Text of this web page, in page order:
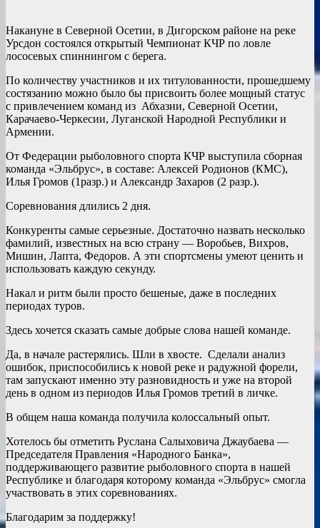
Накануне в Северной Осетии, в Дигорском районе на реке
Урсдон состоялся открытый Чемпионат КЧР по ловле
лососевых спиннингом с берега.
По количеству участников и их титулованности, прошедшему
состязанию можно было бы присвоить более мощный статус
с привлечением команд из Абхазии, Северной Осетии,
Карачаево-Черкесии, Луганской Народной Республики и
Армении.
От Федерации рыболовного спорта КЧР выступила сборная
команда «Эльбрус», в составе: Алексей Родионов (КМС),
Илья Громов (1разр.) и Александр Захаров (2 разр.).
Соревнования длились 2 дня.
Конкуренты самые серьезные. Достаточно назвать несколько
фамилий, известных на всю страну — Воробьев, Вихров,
Мишин, Лапта, Федоров. А эти спортсмены умеют ценить и
использовать каждую секунду.
Накал и ритм были просто бешеные, даже в последних
периодах туров.
Здесь хочется сказать самые добрые слова нашей команде.
Да, в начале растерялись. Шли в хвосте. Сделали анализ
ошибок, приспособились к новой реке и радужной форели,
там запускают именно эту разновидность и уже на второй
день в одном из периодов Илья Громов третий в личке.
В общем наша команда получила колоссальный опыт.
Хотелось бы отметить Руслана Салыховича Джаубаева —
Председателя Правления «Народного Банка»,
поддерживающего развитие рыболовного спорта в нашей
Республике и благодаря которому команда «Эльбрус» смогла
участвовать в этих соревнованиях.
Благодарим за поддержку!